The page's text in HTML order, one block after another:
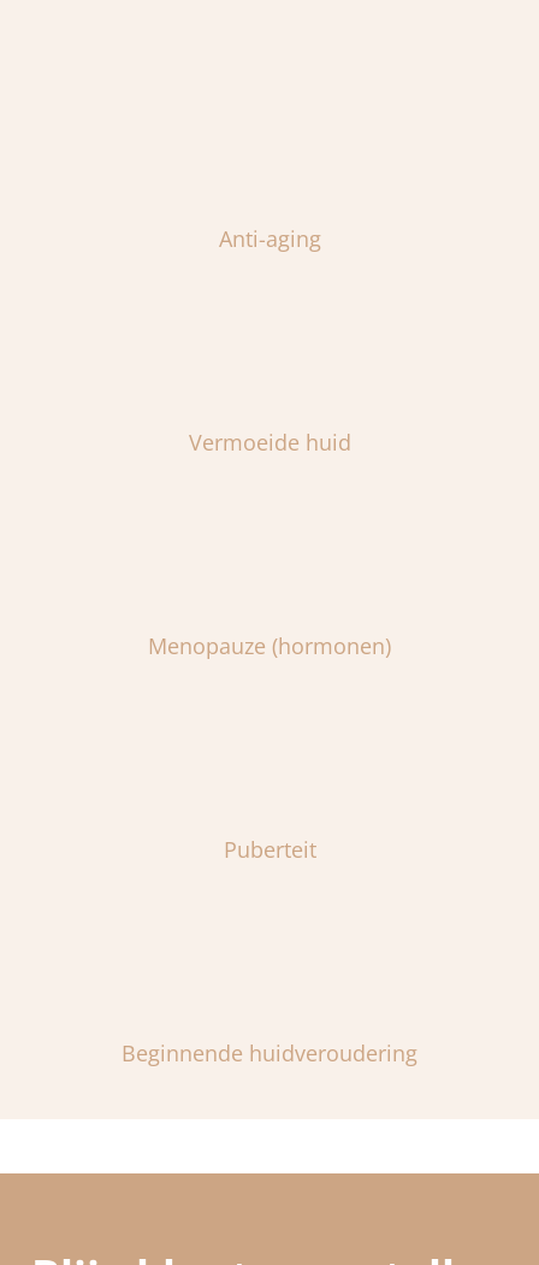
Anti-aging
Vermoeide huid
Menopauze (hormonen)
Puberteit
Beginnende huidveroudering
P
v
N